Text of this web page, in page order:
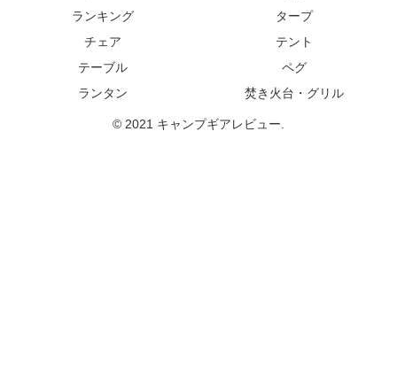
ランキング
タープ
チェア
テント
テーブル
ペグ
ランタン
焚き火台・グリル
© 2021 キャンプギアレビュー.